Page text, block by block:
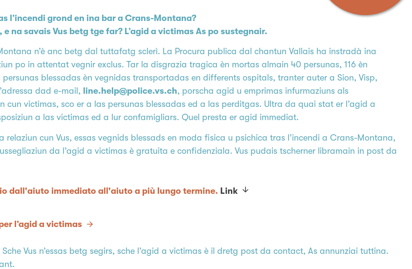
l’incendi grond en ina bar a Crans-Montana?
na savais Vus betg tge far? L’agid a victimas As po sustegnair.
n’è anc betg dal tuttafatg sclerì. La Procura publica dal chantun Vallais ha instradà ina
po in attentat vegnir exclus. Tar la disgrazia tragica èn mortas almain 40 persunas, 116 èn
blessadas èn vegnidas transportadas en differents ospitals, tranter auter a Sion, Visp,
dad e-mail, line.help@police.vs.ch, porscha agid u emprimas infurmaziuns als
victimas, sco er a las persunas blessadas ed a las perditgas. Ultra da quai stat er l’agid a
a las victimas ed a lur confamigliars. Quel presta er agid immediat.
relaziun cun Vus, essas vegnids blessads en moda fisica u psichica tras l’incendi a Crans-Montana,
da l’agid a victimas è gratuita e confidenziala. Vus pudais tscherner libramain in post da
dall'aiuto immediato all'aiuto a più lungo termine. Link
l’agid a victimas
Vus n’essas betg segirs, sche l’agid a victimas è il dretg post da contact, As annunziai tuttina.